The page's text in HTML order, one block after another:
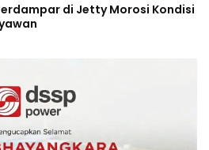
di Jetty Morosi Kondisi